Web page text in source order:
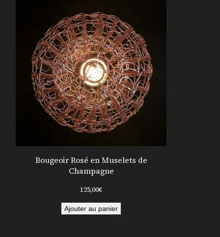
Bougeoir Rosé en Muselets de
Champagne
125,00€
Ajouter au panier